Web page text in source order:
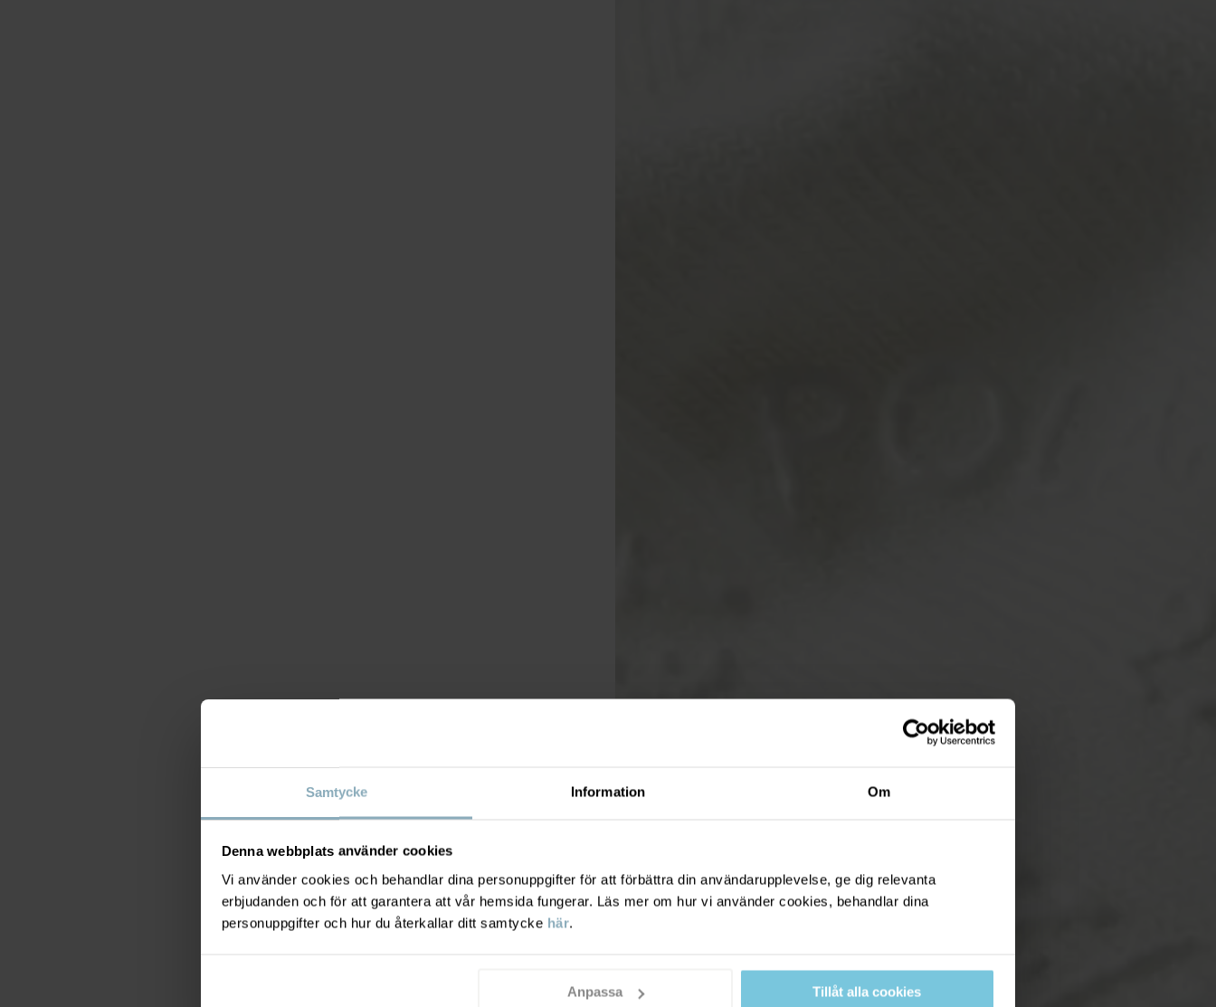
Samtycke Information Om
Denna webbplats använder cookies
Vi använder cookies och behandlar dina personuppgifter för att förbättra din användarupplevelse, ge dig relevanta
erbjudanden och för att garantera att vår hemsida fungerar. Läs mer om hur vi använder cookies, behandlar dina
personuppgifter och hur du återkallar ditt samtycke här.
Anpassa Tillåt alla cookies